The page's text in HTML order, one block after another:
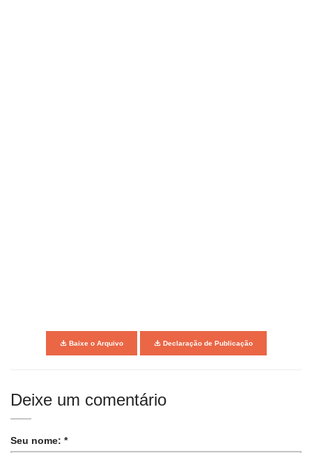
Baixe o Arquivo Declaração de Publicação
Deixe um comentário
Seu nome: *